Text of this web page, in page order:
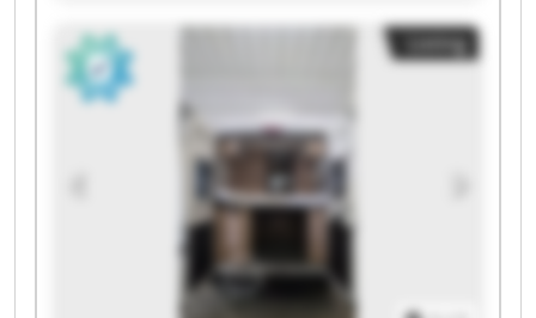
Pigge GmbH WeMa Pigge GmbH WeMa Pigge
GmbH WeMa Pigge GmbH WeMa Pigge GmbH
WeMa Pigge GmbH WeMa Pigge GmbH WeMa
Pigge GmbH WeMa Pigge GmbH WeMa Pigge
GmbH WeMa Pigge GmbH
Listing